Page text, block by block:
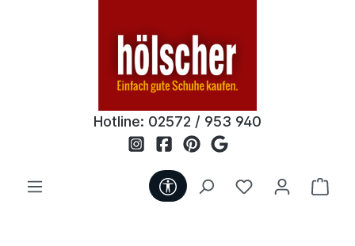
Hotline: 02572 / 953 940
Werkzeugleiste anzeigen
Du hast 0